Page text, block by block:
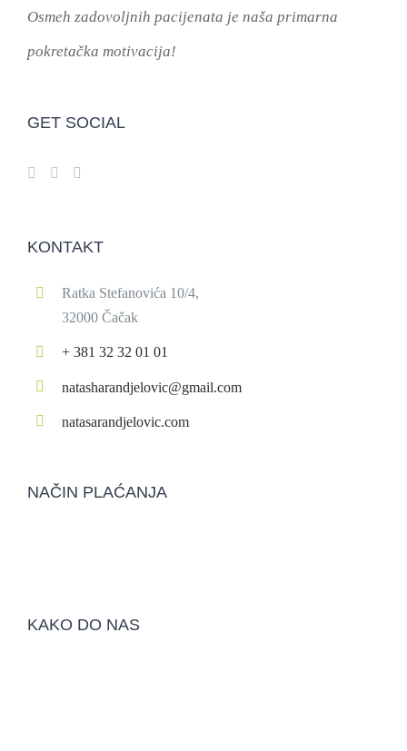
Osmeh zadovoljnih pacijenata je naša primarna
pokretačka motivacija!
GET SOCIAL
KONTAKT
Ratka Stefanovića 10/4,
32000 Čačak
+ 381 32 32 01 01
natasharandjelovic@gmail.com
natasarandjelovic.com
NAČIN PLAĆANJA
KAKO DO NAS